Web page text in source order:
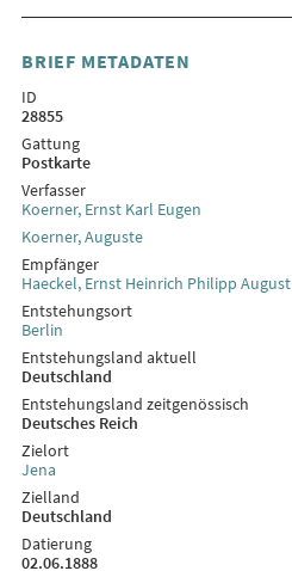
BRIEF METADATEN
ID
28855
Gattung
Postkarte
Verfasser
Koerner, Ernst Karl Eugen
Koerner, Auguste
Empfänger
Haeckel, Ernst Heinrich Philipp August
Entstehungsort
Berlin
Entstehungsland aktuell
Deutschland
Entstehungsland zeitgenössisch
Deutsches Reich
Zielort
Jena
Zielland
Deutschland
Datierung
02.06.1888